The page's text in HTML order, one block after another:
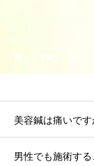
美容鍼は痛いです
男性でも施術す